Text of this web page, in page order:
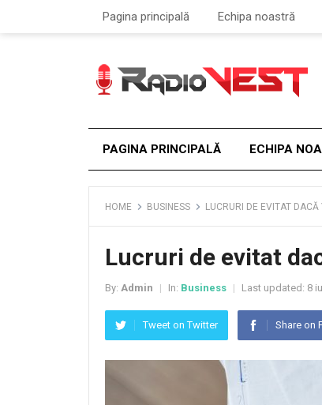
Pagina principală Echipa noastră
PAGINA PRINCIPALĂ ECHIPA
HOME BUSINESS LUCRURI DE EVITAT DACĂ
Lucruri de evitat
By: Admin In: Business Last updated: 8
Tweet on Twitter Share on